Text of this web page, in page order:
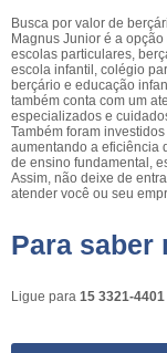
Busca por valor de
Magnus Junior é a
escolas particulares,
escola infantil, colégio
berçário e educação
também conta com um
especializados e
Também foram
aumentando a eficiência
de ensino fundamental,
Assim, não deixe de
atender você ou seu
Para saber
Ligue para 15 3321-4401